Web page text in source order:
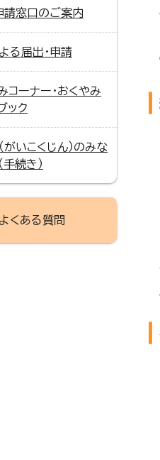
請窓口のご案内
る届出・申請
コーナー・おくやみ
ック
がいこくじん）のみな
手続き）
よくある質問